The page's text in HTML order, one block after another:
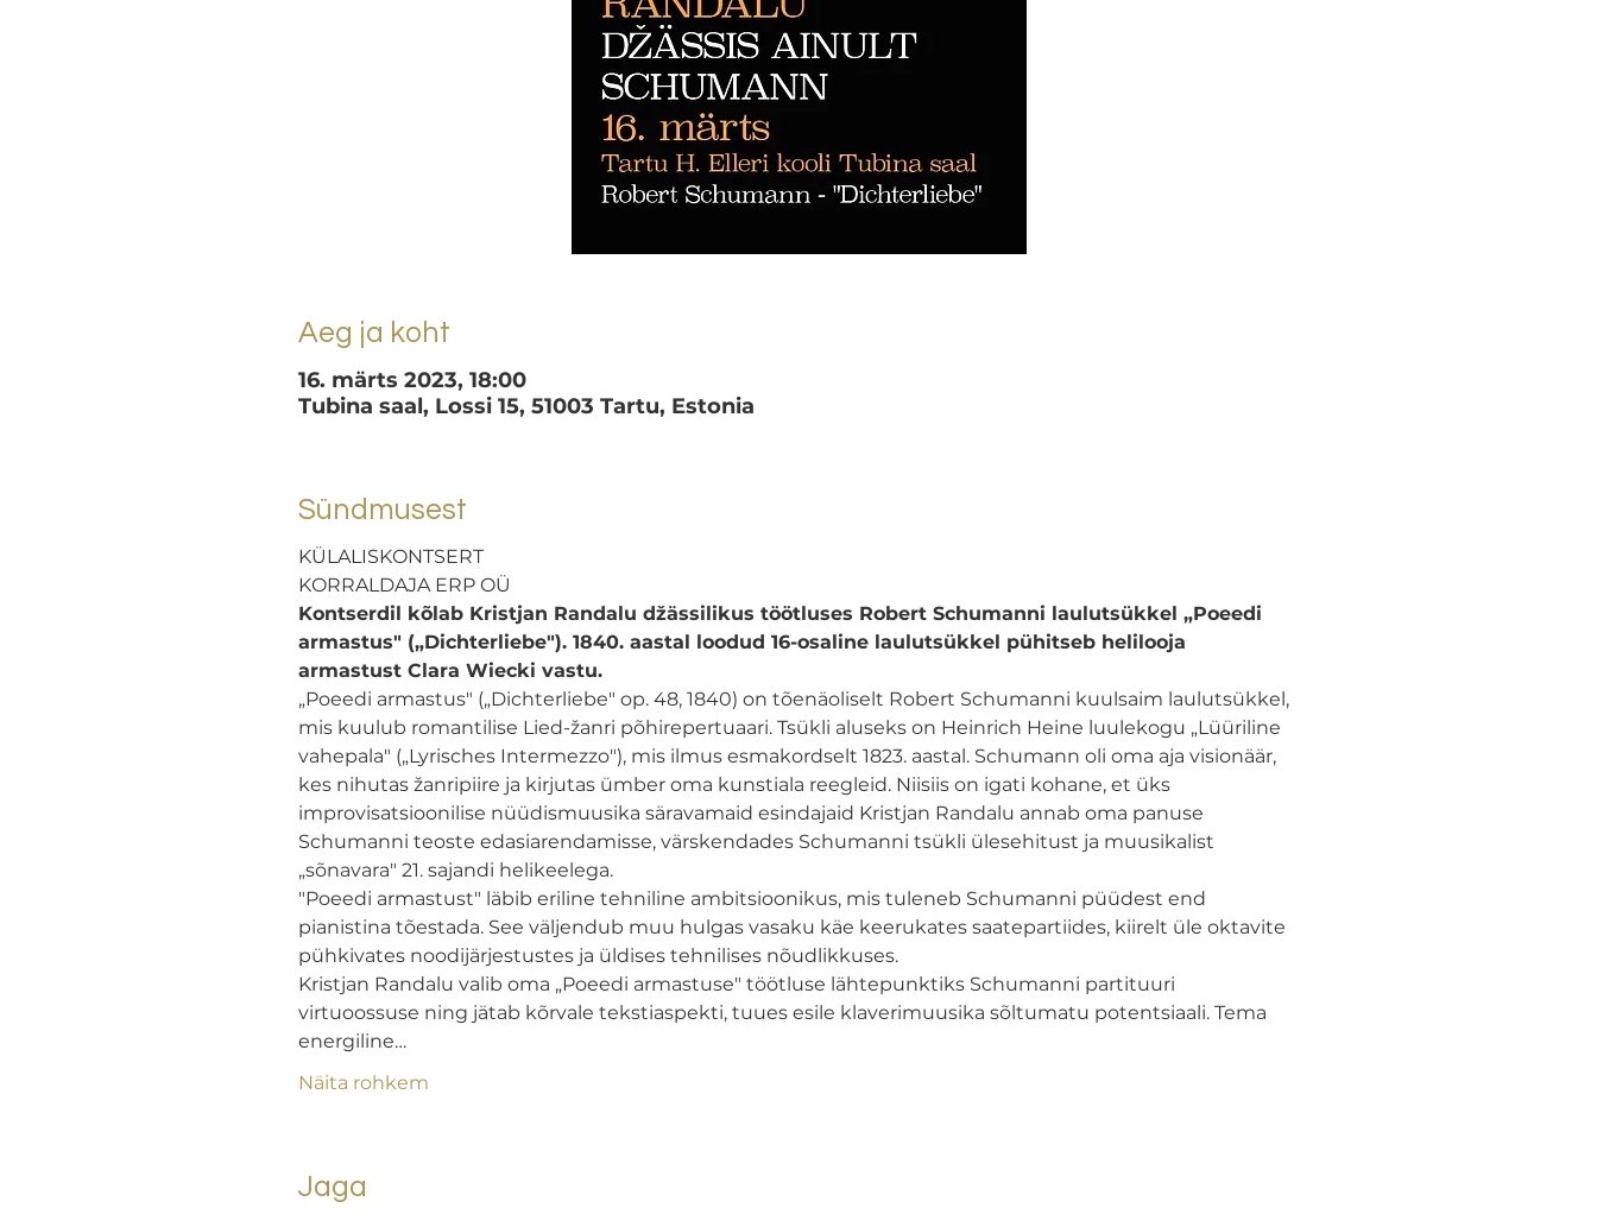
Aeg ja koht
16. märts 2023, 18:00
Tubina saal, Lossi 15, 51003 Tartu, Estonia
Sündmusest
KÜLALISKONTSERT
KORRALDAJA ERP OÜ
Kontserdil kõlab Kristjan Randalu džässilikus töötluses Robert Schumanni laulutsükkel „Poeedi
armastus" („Dichterliebe"). 1840. aastal loodud 16-osaline laulutsükkel pühitseb helilooja
armastust Clara Wiecki vastu.
„Poeedi armastus" („Dichterliebe" op. 48, 1840) on tõenäoliselt Robert Schumanni kuulsaim laulutsükkel,
mis kuulub romantilise Lied-žanri põhirepertuaari. Tsükli aluseks on Heinrich Heine luulekogu „Lüüriline
vahepala" („Lyrisches Intermezzo"), mis ilmus esmakordselt 1823. aastal. Schumann oli oma aja visionäär,
kes nihutas žanripiire ja kirjutas ümber oma kunstiala reegleid. Niisiis on igati kohane, et üks
improvisatsioonilise nüüdismuusika säravamaid esindajaid Kristjan Randalu annab oma panuse
Schumanni teoste edasiarendamisse, värskendades Schumanni tsükli ülesehitust ja muusikalist
„sõnavara" 21. sajandi helikeelega.
"Poeedi armastust" läbib eriline tehniline ambitsioonikus, mis tuleneb Schumanni püüdest end
pianistina tõestada. See väljendub muu hulgas vasaku käe keerukates saatepartiides, kiirelt üle oktavite
pühkivates noodijärjestustes ja üldises tehnilises nõudlikkuses.
Kristjan Randalu valib oma „Poeedi armastuse" töötluse lähtepunktiks Schumanni partituuri
virtuoossuse ning jätab kõrvale tekstiaspekti, tuues esile klaverimuusika sõltumatu potentsiaali. Tema
energiline…
Näita rohkem
Jaga